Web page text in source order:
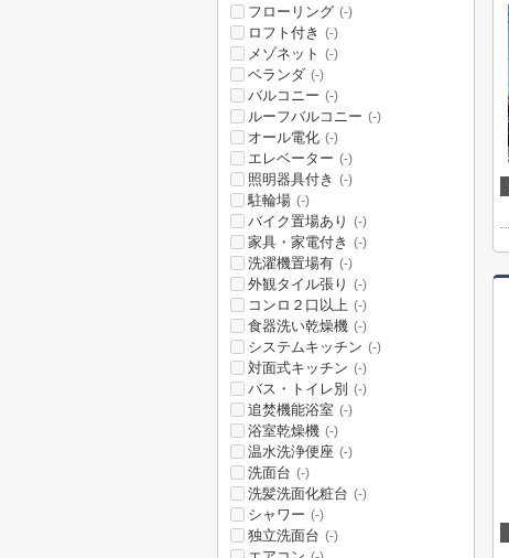
フローリング (-)
ロフト付き (-)
メゾネット (-)
ベランダ (-)
バルコニー (-)
ルーフバルコニー (-)
オール電化 (-)
エレベーター (-)
照明器具付き (-)
駐輪場 (-)
バイク置場あり (-)
家具・家電付き (-)
洗濯機置場有 (-)
外観タイル張り (-)
コンロ２口以上 (-)
食器洗い乾燥機 (-)
システムキッチン (-)
対面式キッチン (-)
バス・トイレ別 (-)
追焚機能浴室 (-)
浴室乾燥機 (-)
温水洗浄便座 (-)
洗面台 (-)
洗髪洗面化粧台 (-)
シャワー (-)
独立洗面台 (-)